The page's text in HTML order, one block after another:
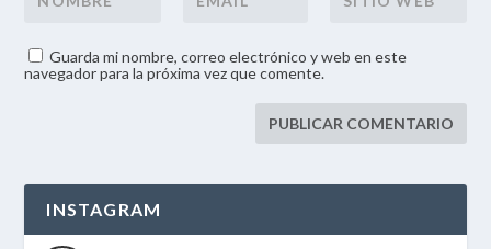
Guarda mi nombre, correo electrónico y web en este
navegador para la próxima vez que comente.
INSTAGRAM